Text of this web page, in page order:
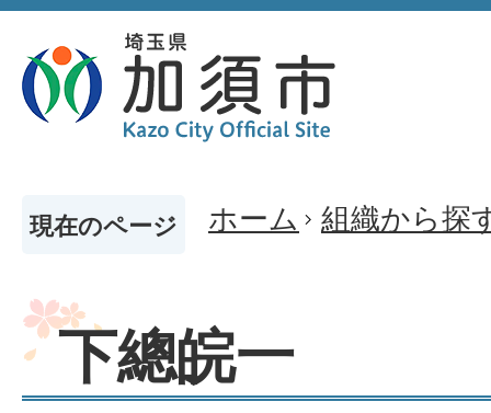
現在のページ ホーム 組織から探
下總皖一